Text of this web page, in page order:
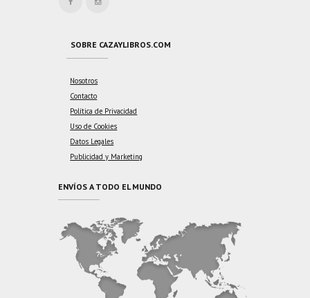
SOBRE CAZAYLIBROS.COM
Nosotros
Contacto
Política de Privacidad
Uso de Cookies
Datos Legales
Publicidad y Marketing
ENVÍOS A TODO EL MUNDO